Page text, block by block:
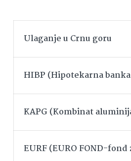
Ulaganje u Crnu goru
HIBP (Hipotekarna
KAPG (Kombinat
EURF (EURO FOND-